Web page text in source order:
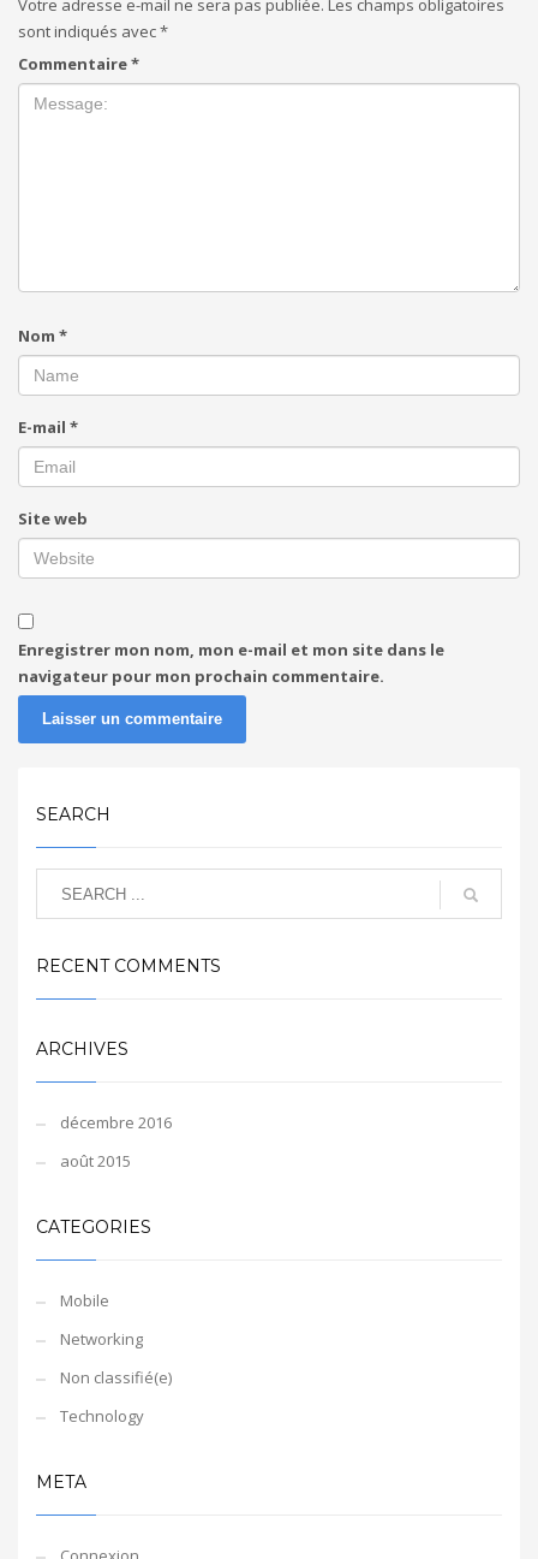
Votre adresse e-mail ne sera pas publiée. Les champs obligatoires
sont indiqués avec*
Commentaire*
Nom *
E-mail *
Site web
Enregistrer mon nom, mon e-mail et mon site dans le
navigateur pour mon prochain commentaire.
SEARCH
RECENT COMMENTS
ARCHIVES
décembre 2016
août 2015
CATEGORIES
Mobile
Networking
Non classifié(e)
Technology
META